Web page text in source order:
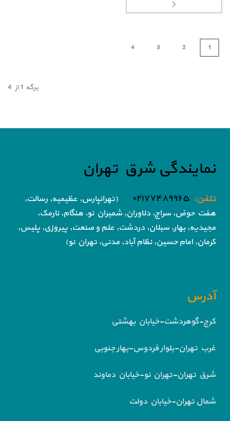
1
2
3
4
برگه 1از 4
نمایندگی شرق تهران
تلفن: ۰۲۱۷۷۴۸۹۹۶۵
(تهرانپارس, عظیمیه, رسالت,
هفت حوض, سراج, دلاوران, شمیران نو, هنگام, نارمک,
مجیدیه, بهار, سبلان, دردشت, علم و صنعت, پیروزی, پلیس,
کرمان, امام حسین, نظام آباد, مدنی, تهران نو)
آدرس
کرج-گوهردشت-خیابان بهشتی
غرب تهران-بلوار فردوس-بهار جنوبی
شرق تهران-تهران نو-خیابان دماوند
شمال تهران-خیابان دولت